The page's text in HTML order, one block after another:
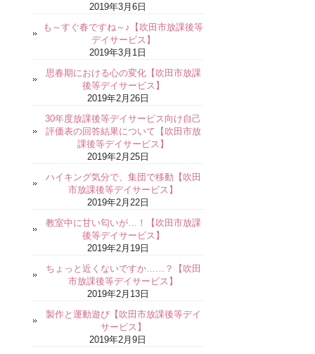
2019年3月6日
も～すぐ春ですね～♪【吹田市放課後等
デイサービス】
2019年3月1日
思春期における心の変化【吹田市放課
後等デイサービス】
2019年2月26日
30年度放課後等デイサービス向け自己
評価表の回答結果について【吹田市放
課後等デイサービス】
2019年2月25日
ハイキング気分で、集団で移動【吹田
市放課後等デイサービス】
2019年2月22日
教室中に甘い匂いが…！【吹田市放課
後等デイサービス】
2019年2月19日
ちょっと近くないですか……？【吹田
市放課後等デイサービス】
2019年2月13日
製作と運動遊び【吹田市放課後等デイ
サービス】
2019年2月9日